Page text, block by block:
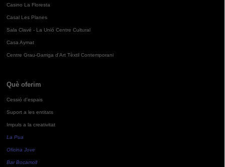
Casino La Floresta
Casal Les Planes
Sala Clavé - La Unió Centre Cultural
Casa Aymat
Centre Grau-Garriga d'Art Tèxtil Contemporani
Què oferim
Cessió d'espais
Suport a les entitats
Impuls a la creativitat
La Pua
Oficina Jove
Bar Bocamoll